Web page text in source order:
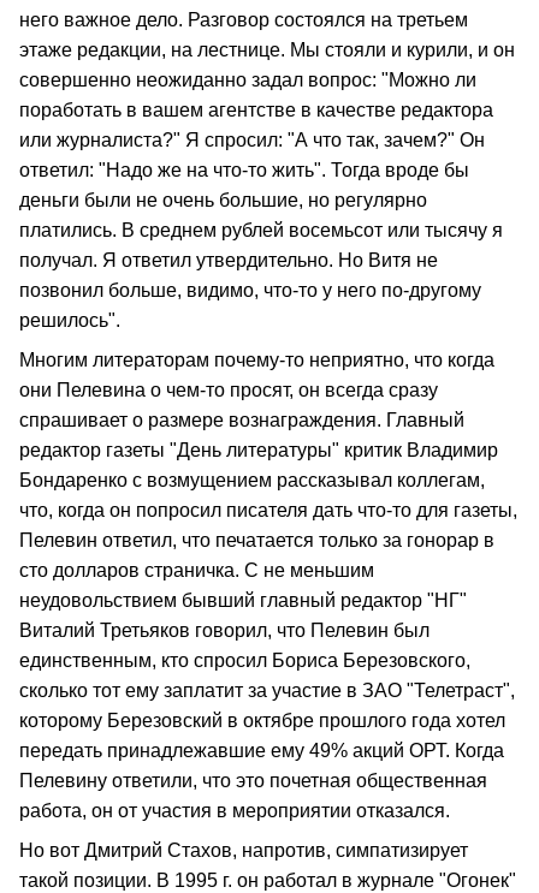
него важное дело. Разговор состоялся на третьем
этаже редакции, на лестнице. Мы стояли и курили, и он
совершенно неожиданно задал вопрос: "Можно ли
поработать в вашем агентстве в качестве редактора
или журналиста?" Я спросил: "А что так, зачем?" Он
ответил: "Надо же на что-то жить". Тогда вроде бы
деньги были не очень большие, но регулярно
платились. В среднем рублей восемьсот или тысячу я
получал. Я ответил утвердительно. Но Витя не
позвонил больше, видимо, что-то у него по-другому
решилось".
Многим литераторам почему-то неприятно, что когда
они Пелевина о чем-то просят, он всегда сразу
спрашивает о размере вознаграждения. Главный
редактор газеты "День литературы" критик Владимир
Бондаренко с возмущением рассказывал коллегам,
что, когда он попросил писателя дать что-то для газеты,
Пелевин ответил, что печатается только за гонорар в
сто долларов страничка. С не меньшим
неудовольствием бывший главный редактор "НГ"
Виталий Третьяков говорил, что Пелевин был
единственным, кто спросил Бориса Березовского,
сколько тот ему заплатит за участие в ЗАО "Телетраст",
которому Березовский в октябре прошлого года хотел
передать принадлежавшие ему 49% акций ОРТ. Когда
Пелевину ответили, что это почетная общественная
работа, он от участия в мероприятии отказался.
Но вот Дмитрий Стахов, напротив, симпатизирует
такой позиции. В 1995 г. он работал в журнале "Огонек"